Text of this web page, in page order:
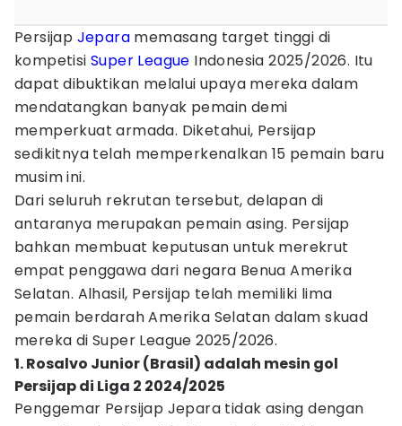
Persijap Jepara memasang target tinggi di
kompetisiSuper League Indonesia 2025/2026. Itu
dapat dibuktikan melalui upaya mereka dalam
mendatangkan banyak pemain demi
memperkuat armada. Diketahui, Persijap
sedikitnya telah memperkenalkan 15 pemain baru
musim ini.
Dari seluruh rekrutan tersebut, delapan di
antaranya merupakan pemain asing. Persijap
bahkan membuat keputusan untuk merekrut
empat penggawa dari negara Benua Amerika
Selatan. Alhasil, Persijap telah memiliki lima
pemain berdarah Amerika Selatan dalam skuad
mereka di Super League 2025/2026.
1. Rosalvo Junior (Brasil) adalah mesin gol
Persijap di Liga 2 2024/2025
Penggemar Persijap Jepara tidak asing dengan